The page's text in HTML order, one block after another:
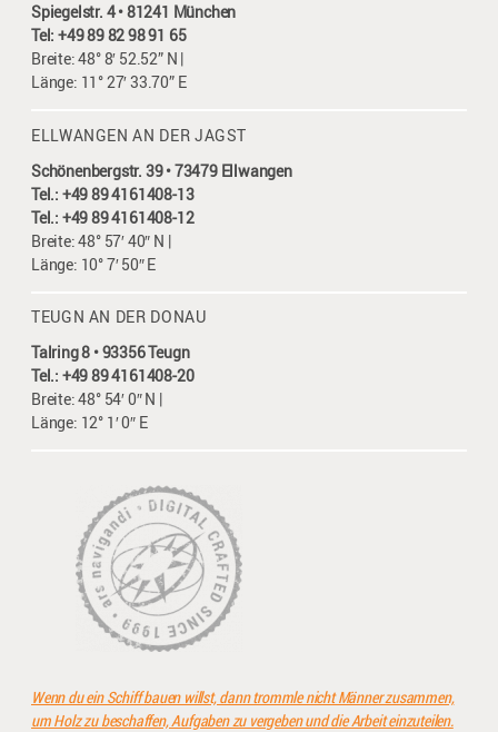
Spiegelstr. 4 • 81241 München
Tel: +49 89 82 98 91 65
Breite: 48° 8′ 52.52” N |
Länge: 11° 27′ 33.70” E
ELLWANGEN AN DER JAGST
Schönenbergstr. 39 • 73479 Ellwangen
Tel.: +49 89 4161408-13
Tel.: +49 89 4161408-12
Breite: 48° 57′ 40″ N |
Länge: 10° 7′ 50″ E
TEUGN AN DER DONAU
Talring 8 • 93356 Teugn
Tel.: +49 89 4161408-20
Breite: 48° 54′ 0″ N |
Länge: 12° 1′ 0″ E
Wenn du ein Schiff bauen willst, dann trommle nicht Männer zusammen,
um Holz zu beschaffen, Aufgaben zu vergeben und die Arbeit einzuteilen.